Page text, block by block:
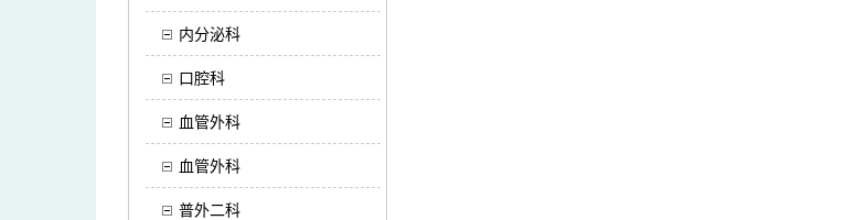
内分泌科
口腔科
血管外科
血管外科
普外二科